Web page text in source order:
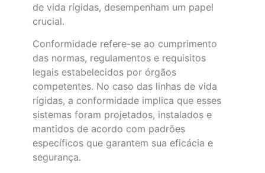
de vida rígidas, desempenham um papel
crucial.
Conformidade refere-se ao cumprimento
das normas, regulamentos e requisitos
legais estabelecidos por órgãos
competentes. No caso das linhas de vida
rígidas, a conformidade implica que esses
sistemas foram projetados, instalados e
mantidos de acordo com padrões
específicos que garantem sua eficácia e
segurança.